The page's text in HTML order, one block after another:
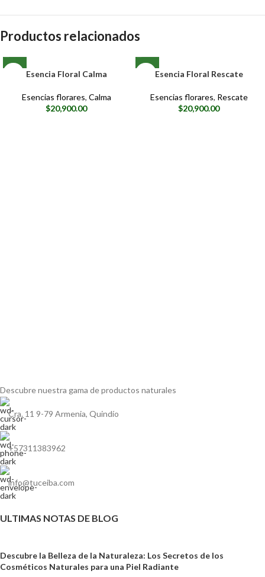
Productos relacionados
Esencia Floral Calma
Esencias florares, Calma
$20,900.00
Esencia Floral Rescate
Esencias florares, Rescate
$20,900.00
Descubre nuestra gama deproductos naturales
Cra. 11 9-79 Armenia, Quindío
+57311383962
info@tuceiba.com
ULTIMAS NOTAS DE BLOG
Descubre la Belleza de la Naturaleza: Los Secretos de los
Cosméticos Naturales para una Piel Radiante